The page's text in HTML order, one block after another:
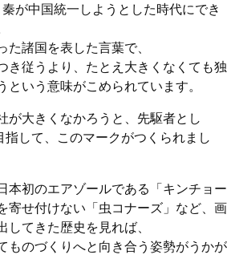
が中国統一しようとした時代にでき
諸国を表した言葉で、
き従うより、たとえ大きくなくても独
という意味がこめられています。
が大きくなかろうと、先駆者とし
指して、このマークがつくられまし
本初のエアゾールである「キンチョー
寄せ付けない「虫コナーズ」など、画
てきた歴史を見れば、
ものづくりへと向き合う姿勢がうかが